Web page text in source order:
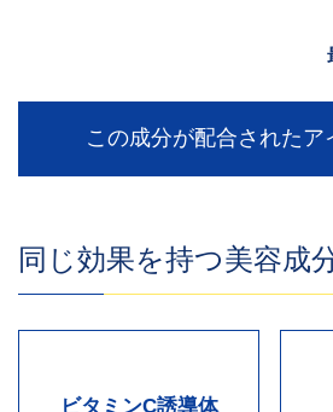
この成分が配合されたア
同じ効果を持つ美容成
ビタミンC誘導体